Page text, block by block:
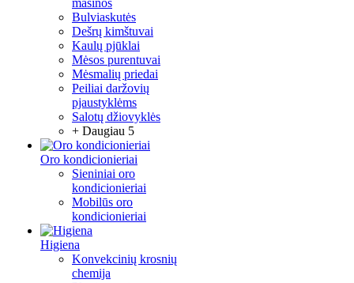
mašinos
Bulviaskutės
Dešrų kimštuvai
Kaulų pjūklai
Mėsos purentuvai
Mėsmalių priedai
Peiliai daržovių
pjaustyklėms
Salotų džiovyklės
+ Daugiau 5
Oro kondicionieriai
Sieniniai oro
kondicionieriai
Mobilūs oro
kondicionieriai
Higiena
Konvekcinių krosnių
chemija